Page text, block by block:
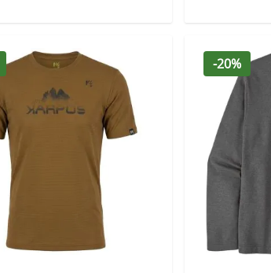
-20%